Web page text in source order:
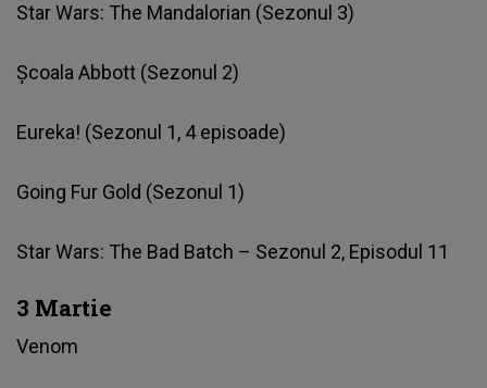
Star Wars: The Mandalorian (Sezonul 3)
Școala Abbott (Sezonul 2)
Eureka! (Sezonul 1, 4 episoade)
Going Fur Gold (Sezonul 1)
Star Wars: The Bad Batch – Sezonul 2, Episodul 11
3 Martie
Venom